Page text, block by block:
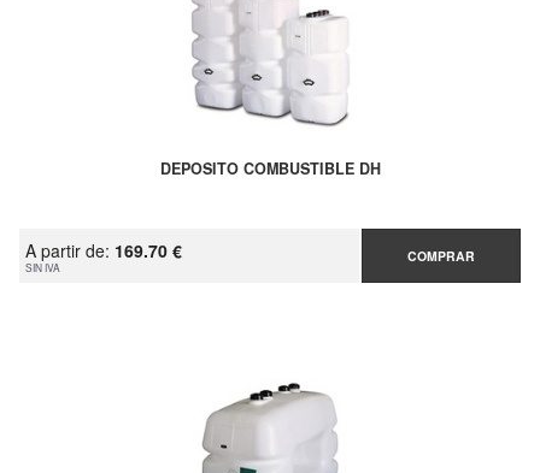
DEPOSITO COMBUSTIBLE DH
A partir de: 169.70 €
SIN IVA
COMPRAR